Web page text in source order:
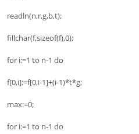
readln(n,r,g,b,t);
fillchar(f,sizeof(f),0);
for i:=1 to n-1 do
f[0,i]:=f[0,i-1]+(i-1)*t*g;
max:=0;
for i:=1 to n-1 do